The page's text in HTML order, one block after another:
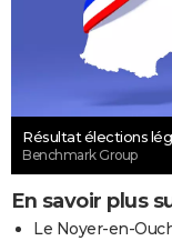
Résultat élections
Benchmark Group
En savoir plus
Le Noyer-en-